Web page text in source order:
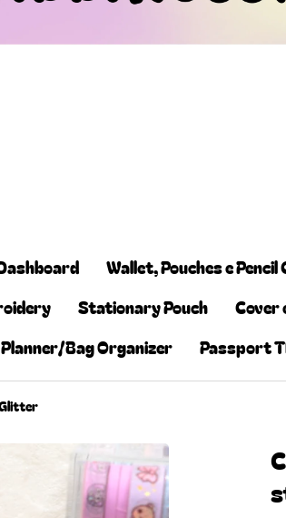
Wallet, Pouches e Pencil
Stationary Pouch Cover
Bag Organizer
Passport